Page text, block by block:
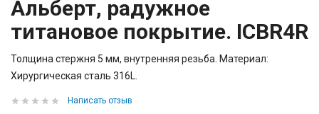
Альберт, радужное
титановое покрытие. ICBR4R
Толщина стержня 5 мм, внутренняя резьба. Материал:
Хирургическая сталь 316L.
Написать отзыв